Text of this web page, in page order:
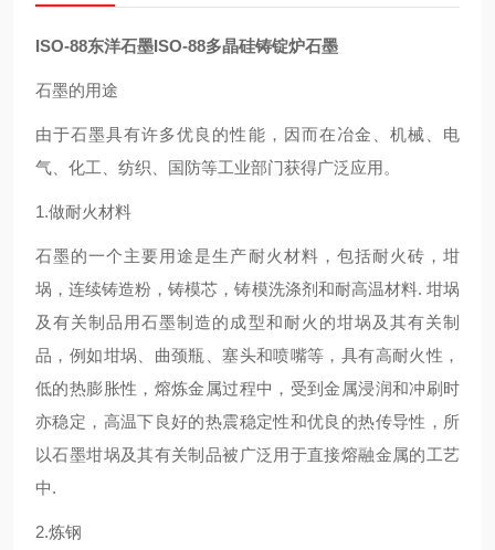
ISO-88东洋石墨ISO-88多晶硅铸锭炉石墨
石墨的用途
由于石墨具有许多优良的性能，因而在冶金、机械、电
气、化工、纺织、国防等工业部门获得广泛应用。
1.做耐火材料
石墨的一个主要用途是生产耐火材料，包括耐火砖，坩
埚，连续铸造粉，铸模芯，铸模洗涤剂和耐高温材料. 坩埚
及有关制品用石墨制造的成型和耐火的坩埚及其有关制
品，例如坩埚、曲颈瓶、塞头和喷嘴等，具有高耐火性，
低的热膨胀性，熔炼金属过程中，受到金属浸润和冲刷时
亦稳定，高温下良好的热震稳定性和优良的热传导性，所
以石墨坩埚及其有关制品被广泛用于直接熔融金属的工艺
中.
2.炼钢